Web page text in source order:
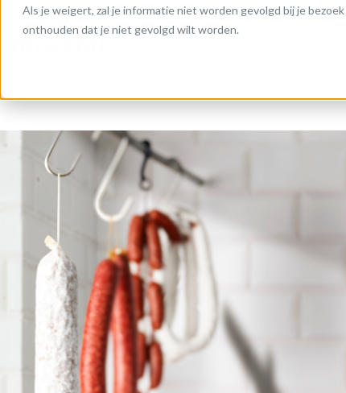
Als je weigert, zal je informatie niet worden gevolgd bij je
onthouden dat je niet gevolgd wilt worden.
Assortiment